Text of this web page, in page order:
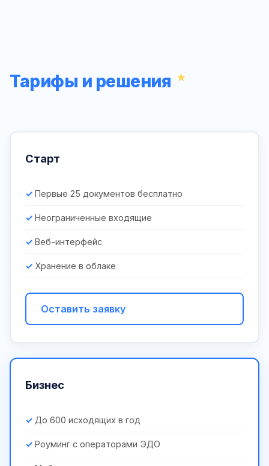
Тарифы и решения
Старт
Первые 25 документов бесплатно
Неограниченные входящие
Веб-интерфейс
Хранение в облаке
Оставить заявку
Бизнес
До 600 исходящих в год
Роуминг с операторами ЭДО